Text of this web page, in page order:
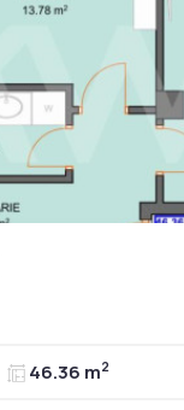
46.36 m2